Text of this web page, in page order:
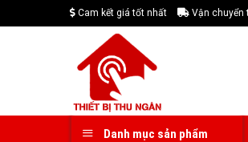
to
Cam kết giá tốt nhất Vận chuyển
Danh mục sản phẩm